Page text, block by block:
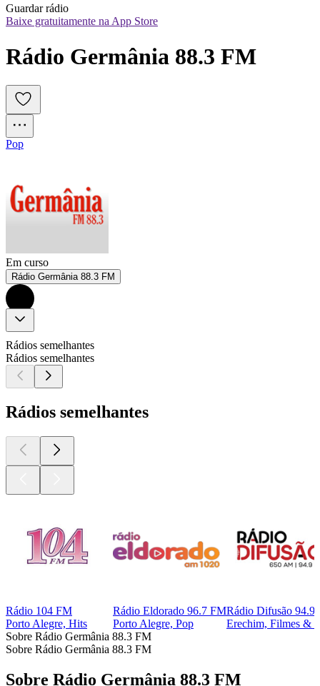
Guardar rádio
Baixe gratuitamente na App Store
Rádio Germânia 88.3 FM
Pop
Em curso
Rádio Germânia 88.3 FM
Rádios semelhantes
Rádios semelhantes
Rádios semelhantes
Rádio 104 FM
Porto Alegre, Hits
Rádio Eldorado 96.7 FM
Porto Alegre, Pop
Rádio Difusão 94.9
Erechim, Filmes &
Sobre Rádio Germânia 88.3 FM
Sobre Rádio Germânia 88.3 FM
Sobre Rádio Germânia 88.3 FM